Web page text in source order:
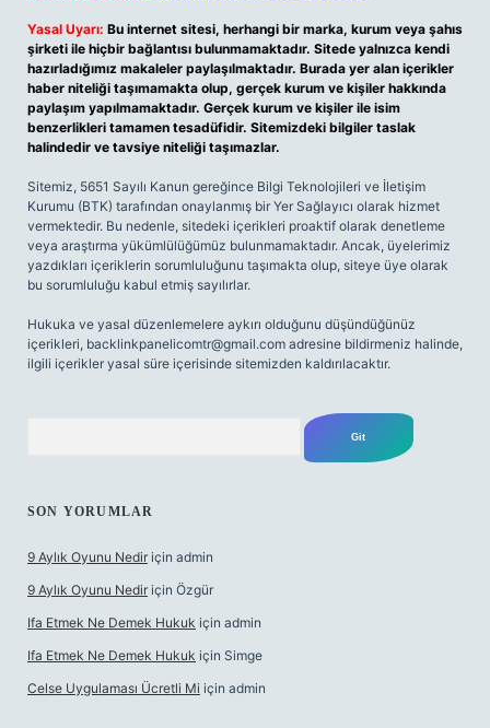
Yasal Uyarı: Bu internet sitesi, herhangi bir marka, kurum veya şahıs
şirketi ile hiçbir bağlantısı bulunmamaktadır. Sitede yalnızca kendi
hazırladığımız makaleler paylaşılmaktadır. Burada yer alan içerikler
haber niteliği taşımamakta olup, gerçek kurum ve kişiler hakkında
paylaşım yapılmamaktadır. Gerçek kurum ve kişiler ile isim
benzerlikleri tamamen tesadüfidir. Sitemizdeki bilgiler taslak
halindedir ve tavsiye niteliği taşımazlar.
Sitemiz, 5651 Sayılı Kanun gereğince Bilgi Teknolojileri ve İletişim
Kurumu (BTK) tarafından onaylanmış bir Yer Sağlayıcı olarak hizmet
vermektedir. Bu nedenle, sitedeki içerikleri proaktif olarak denetleme
veya araştırma yükümlülüğümüz bulunmamaktadır. Ancak, üyelerimiz
yazdıkları içeriklerin sorumluluğunu taşımakta olup, siteye üye olarak
bu sorumluluğu kabul etmiş sayılırlar.
Hukuka ve yasal düzenlemelere aykırı olduğunu düşündüğünüz
içerikleri, backlinkpanelicomtr@gmail.com adresine bildirmeniz halinde,
ilgili içerikler yasal süre içerisinde sitemizden kaldırılacaktır.
SON YORUMLAR
9 Aylık Oyunu Nedir için admin
9 Aylık Oyunu Nedir için Özgür
Ifa Etmek Ne Demek Hukuk için admin
Ifa Etmek Ne Demek Hukuk için Simge
Celse Uygulaması Ücretli Mi için admin